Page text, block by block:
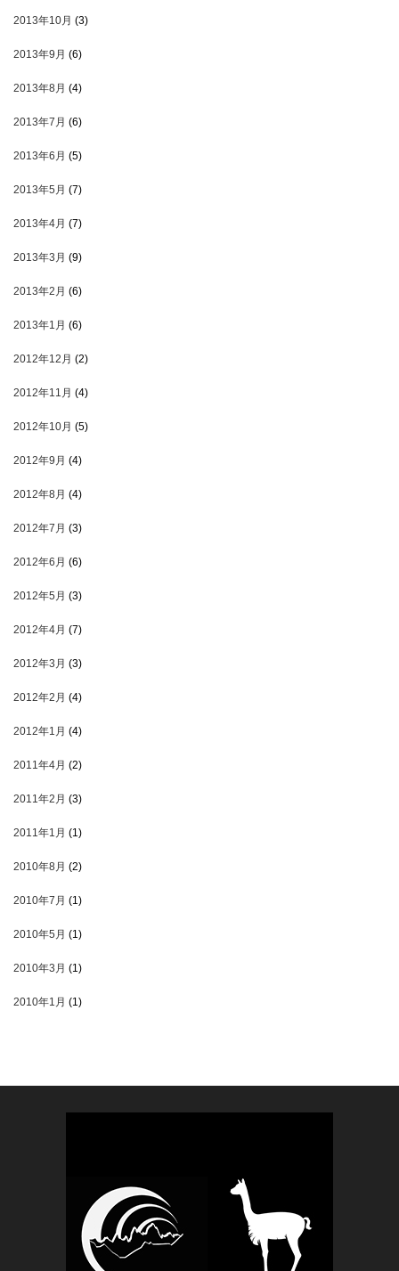
2013年10月 (3)
2013年9月 (6)
2013年8月 (4)
2013年7月 (6)
2013年6月 (5)
2013年5月 (7)
2013年4月 (7)
2013年3月 (9)
2013年2月 (6)
2013年1月 (6)
2012年12月 (2)
2012年11月 (4)
2012年10月 (5)
2012年9月 (4)
2012年8月 (4)
2012年7月 (3)
2012年6月 (6)
2012年5月 (3)
2012年4月 (7)
2012年3月 (3)
2012年2月 (4)
2012年1月 (4)
2011年4月 (2)
2011年2月 (3)
2011年1月 (1)
2010年8月 (2)
2010年7月 (1)
2010年5月 (1)
2010年3月 (1)
2010年1月 (1)